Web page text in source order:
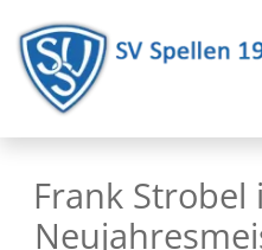
Frank